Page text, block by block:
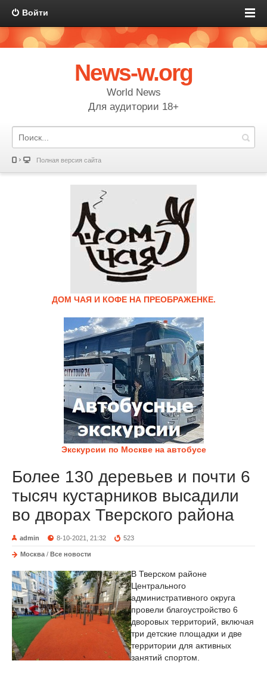
Войти
News-w.org
World News
Для аудитории 18+
Полная версия сайта
ДОМ ЧАЯ И КОФЕ НА ПРЕОБРАЖЕНКЕ.
Экскурсии по Москве на автобусе
Более 130 деревьев и почти 6
тысяч кустарников высадили
во дворах Тверского района
admin 8-10-2021, 21:32 523
Москва / Все новости
В Тверском районе
Центрального
административного округа
провели благоустройство 6
дворовых территорий, включая
три детские площадки и две
территории для активных
занятий спортом.